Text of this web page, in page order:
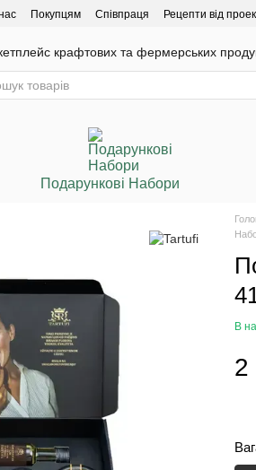
Покупцям Співпраця Рецепти від
крафтових та фермерських
Подарункові Набори
В
2